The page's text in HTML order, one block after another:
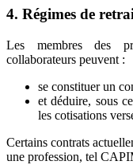
4. Régimes de
Les membres des
collaborateurs peuvent :
se constituer un
et déduire, sous
les cotisations
Certains contrats
une profession, tel